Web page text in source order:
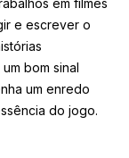
em filmes
e escrever o
bom sinal
um enredo
do jogo.